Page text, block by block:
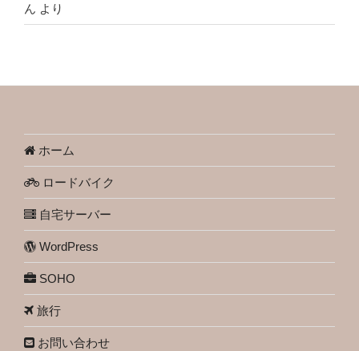
ん より
ホーム
ロードバイク
自宅サーバー
WordPress
SOHO
旅行
お問い合わせ